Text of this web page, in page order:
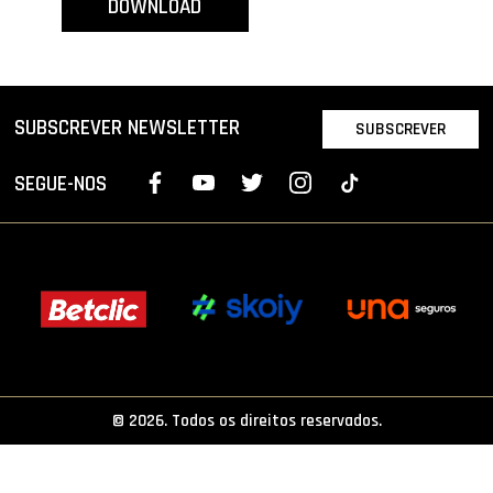
PROJETOS
LIGA BETCLIC FEMININA
DOWNLOAD
SUBSCREVER NEWSLETTER SUBSCREVER
SEGUE-NOS
© 2026. Todos os direitos reservados.